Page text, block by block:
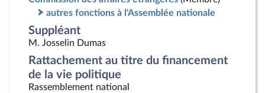
autres fonctions à l'Assemblée nationale
Suppléant
M. Josselin Dumas
Rattachement au titre du financement
de la vie politique
Rassemblement national